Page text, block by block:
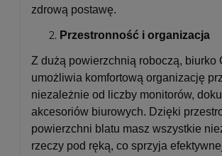
zdrową postawę.
Przestronność i organizacja
Z dużą powierzchnią roboczą, biurko
umożliwia komfortową organizację
niezależnie od liczby monitorów,
akcesoriów biurowych. Dzięki
powierzchni blatu masz wszystkie
rzeczy pod ręką, co sprzyja